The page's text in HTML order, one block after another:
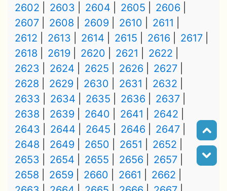
2602
2603 2604 2605
2606
2607
2608 2609 2610
2611
2612
2613 2614 2615 2616
2617
2618
2619 2620 2621
2622
2623
2624 2625 2626
2627
2628
2629 2630 2631
2632
2633
2634 2635 2636
2637
2638
2639 2640 2641
2642
2643
2644 2645 2646
2647
2648
2649 2650 2651
2652
2653
2654 2655 2656
2657
2658
2659 2660 2661
2662